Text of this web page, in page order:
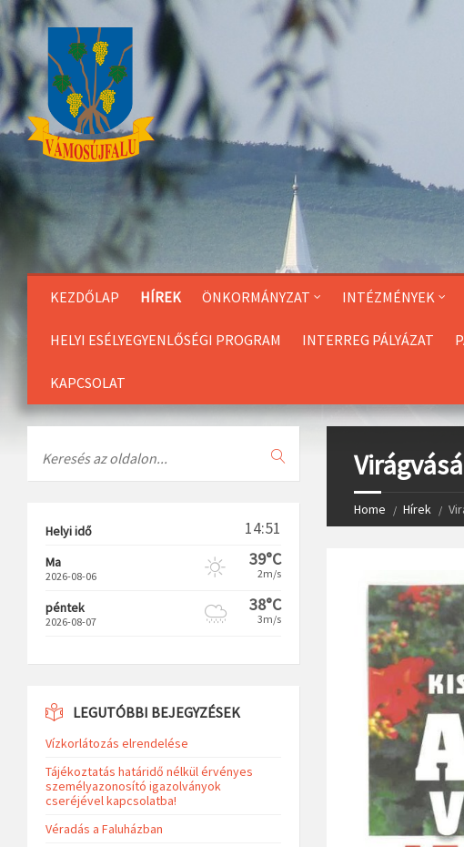
Skip
to
Content
KEZDŐLAP HÍREK ÖNKORMÁNYZAT INTÉZMÉNYEK
HELYI ESÉLYEGYENLŐSÉGI PROGRAM INTERREG PÁLYÁZAT
KAPCSOLAT
Home Hírek
Helyi idő 14:51
Ma
2026-08-06
39°C
2m/s
péntek
2026-08-07
38°C
3m/s
LEGUTÓBBI BEJEGYZÉSEK
Vízkorlátozás elrendelése
Tájékoztatás határidő nélkül érvényes
személyazonosító igazolványok
cseréjével kapcsolatba!
Véradás a Faluházban